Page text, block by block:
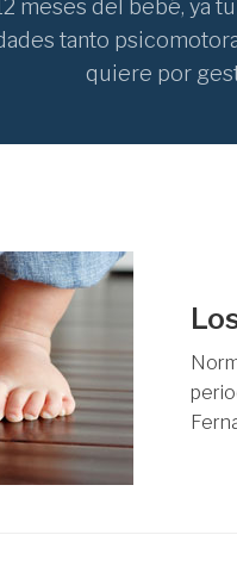
12 meses del bebé, ya
tanto
quiere por